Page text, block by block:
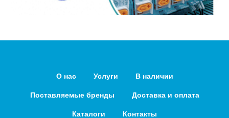
О нас Услуги В наличии
Поставляемые бренды Доставка и оплата
Каталоги Контакты